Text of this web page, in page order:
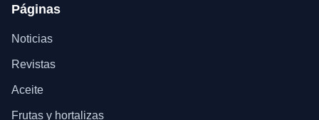
Páginas
Noticias
Revistas
Aceite
Frutas y hortalizas